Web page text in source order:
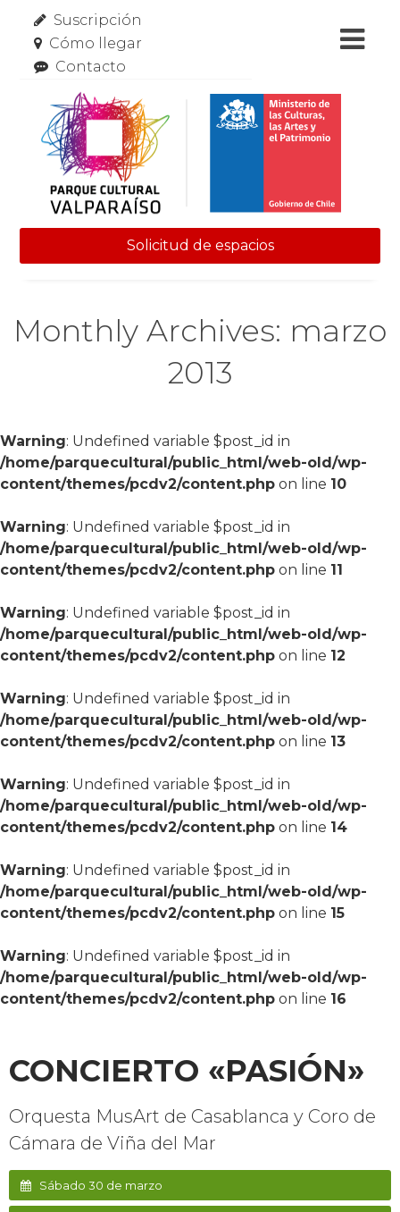
Suscripción
Cómo llegar
Contacto
Solicitud de espacios
Monthly Archives: marzo
2013
Warning: Undefined variable $post_id in
/home/parquecultural/public_html/web-old/wp-
content/themes/pcdv2/content.php on line 10
Warning: Undefined variable $post_id in
/home/parquecultural/public_html/web-old/wp-
content/themes/pcdv2/content.php on line 11
Warning: Undefined variable $post_id in
/home/parquecultural/public_html/web-old/wp-
content/themes/pcdv2/content.php on line 12
Warning: Undefined variable $post_id in
/home/parquecultural/public_html/web-old/wp-
content/themes/pcdv2/content.php on line 13
Warning: Undefined variable $post_id in
/home/parquecultural/public_html/web-old/wp-
content/themes/pcdv2/content.php on line 14
Warning: Undefined variable $post_id in
/home/parquecultural/public_html/web-old/wp-
content/themes/pcdv2/content.php on line 15
Warning: Undefined variable $post_id in
/home/parquecultural/public_html/web-old/wp-
content/themes/pcdv2/content.php on line 16
CONCIERTO «PASIÓN»
Orquesta MusArt de Casablanca y Coro de
Cámara de Viña del Mar
Sábado 30 de marzo